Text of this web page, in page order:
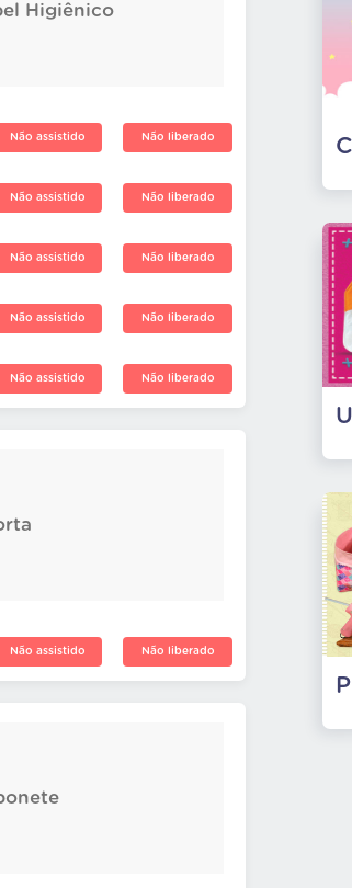
Higiênico
Não assistido Não liberado
Não assistido Não liberado
Não assistido Não liberado
Não assistido Não liberado
Não assistido Não liberado
Não assistido Não liberado